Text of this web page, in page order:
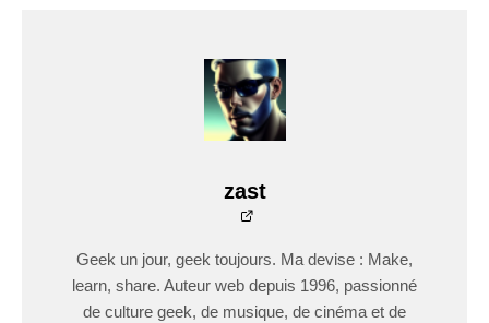
zast
Geek un jour, geek toujours. Ma devise : Make,
learn, share. Auteur web depuis 1996, passionné
de culture geek, de musique, de cinéma et de